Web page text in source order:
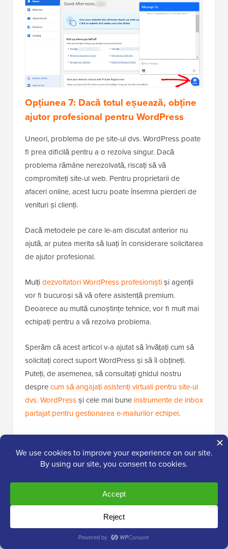
Opțiunea 7: Dacă totul eșuează, obține
ajutor profesional pentru WordPress
Uneori, problema de pe site-ul dvs. WordPress poate
fi prea dificilă pentru a o rezolva singur. Dacă
problema rămâne nerezolvată, riscați să vă
compromiteți site-ul web. Pentru proprietarii de
afaceri online, acest lucru poate însemna pierderi de
venituri și clienți.
Dacă metodele pe care le-am discutat anterior nu
ajută, ar putea merita să luați în considerare solicitarea
de ajutor profesional.
Mulțidezvoltatori WordPress profesioniștiși agenții
vor fi bucuroși să vă ofere asistență premium.
Deoarece au multă cunoștințe tehnice, vor fi mult mai
echipați pentru a vă rezolva problema.
Sperăm că acest articol v-a ajutat să învățați cum să
solicitați corect suport WordPress și să îl obțineți.
Puteți, de asemenea, să consultați ghidul nostru
desprecum să angajați asistenți virtuali pentru site-ul
dvs. WordPressși cele mai bune instrumente de inbox
partajat pentru gestionarea e-mailurilor echipei.
abonați laCanalul nostru de YouTubepentru tutoriale
video despre WordPress. Ne puteți găsi, de